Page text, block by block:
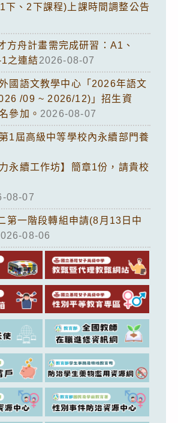
下、2下課程)上課時間調整公告
方舟計畫需完成研習：A1、
之連結2026-08-07
國語文教學中心「2026年語文
/09 ~ 2026/12)」招生資
參加。 2026-08-07
1屆高級中等學校內永續部門養
永續工作坊】簡章1份，請貴校
08-07
第一階段轉組申請(8月13日中
08-06